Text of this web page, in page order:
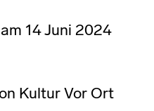
14 Juni 2024
Kultur Vor Ort